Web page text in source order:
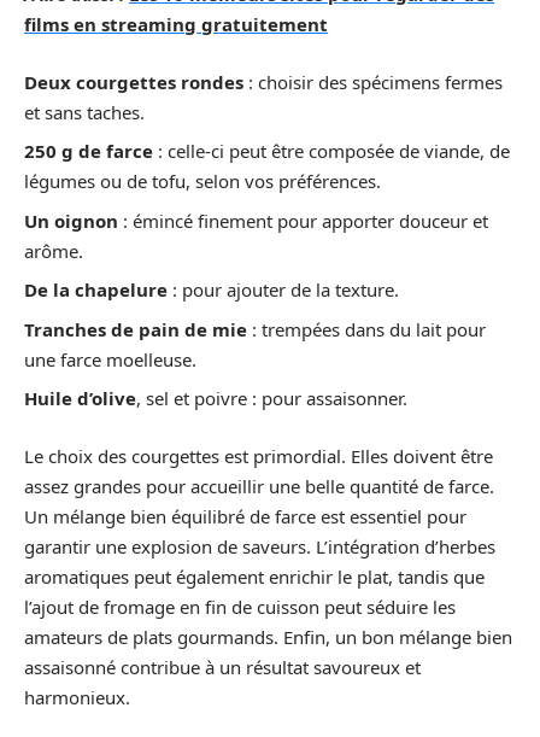
films en streaming gratuitement
Deux courgettes rondes : choisir des spécimens fermes
et sans taches.
250 g de farce : celle-ci peut être composée de viande, de
légumes ou de tofu, selon vos préférences.
Un oignon : émincé finement pour apporter douceur et
arôme.
De la chapelure : pour ajouter de la texture.
Tranches de pain de mie : trempées dans du lait pour
une farce moelleuse.
Huile d’olive, sel et poivre : pour assaisonner.
Le choix des courgettes est primordial. Elles doivent être
assez grandes pour accueillir une belle quantité de farce.
Un mélange bien équilibré de farce est essentiel pour
garantir une explosion de saveurs. L’intégration d’herbes
aromatiques peut également enrichir le plat, tandis que
l’ajout de fromage en fin de cuisson peut séduire les
amateurs de plats gourmands. Enfin, un bon mélange bien
assaisonné contribue à un résultat savoureux et
harmonieux.